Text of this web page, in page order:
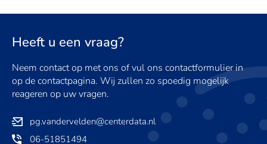
Heeft u een vraag?
Neem contact op met ons of vul ons contactformulier in
op de contactpagina. Wij zullen zo spoedig mogelijk
reageren op uw vragen.
pg.vandervelden@centerdata.nl
06-51851494